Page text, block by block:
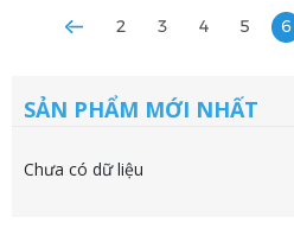
2 3 4 5 6
SẢN PHẨM MỚI NHẤT
Chưa có dữ liệu